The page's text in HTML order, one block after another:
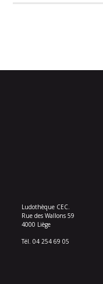
Ludothèque CEC.
Rue des Wallons 59
4000 Liège
Tél. 04 254 69 05